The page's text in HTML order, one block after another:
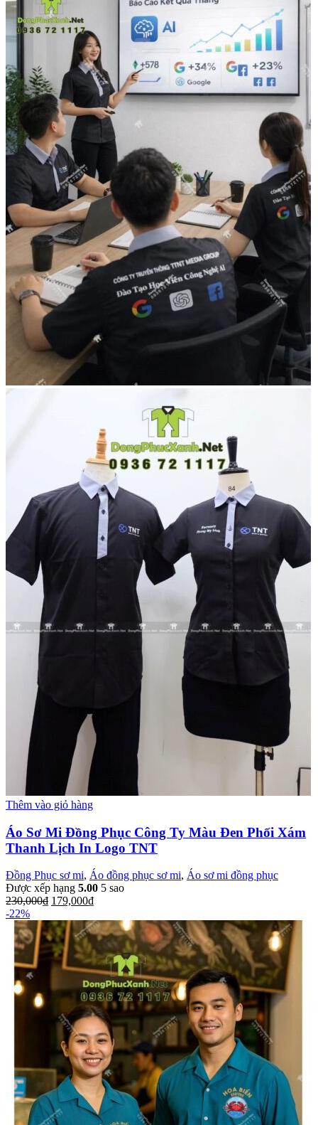
Thêm vào giỏ hàng
Áo Sơ Mi Đồng Phục Công Ty Màu Đen Phối Xám
Thanh Lịch In Logo TNT
Đồng Phục sơ mi, Áo đồng phục sơ mi, Áo sơ mi đồng phục
Được xếp hạng 5.00 5 sao
230,000₫ 179,000₫
-22%